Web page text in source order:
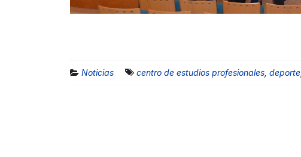
Noticias centro de estudios profesionales deporte